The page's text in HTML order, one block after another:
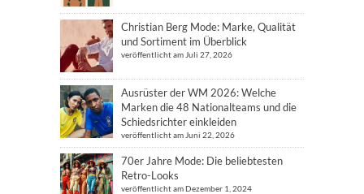
Christian Berg Mode: Marke, Qualität
und Sortiment im Überblick
veröffentlicht am Juli 27, 2026
Ausrüster der WM 2026: Welche
Marken die 48 Nationalteams und die
Schiedsrichter einkleiden
veröffentlicht am Juni 22, 2026
70er Jahre Mode: Die beliebtesten
Retro-Looks
veröffentlicht am Dezember 1, 2024